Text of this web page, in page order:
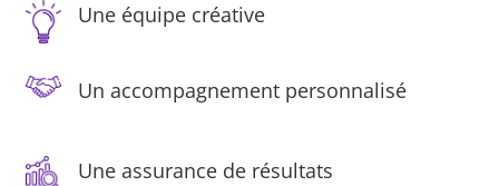
Une équipe créative
Un accompagnement personnalisé
Une assurance de résultats